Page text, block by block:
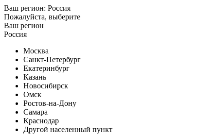
Ваш регион: Россия
Пожалуйста, выберите
Ваш регион
Россия
Москва
Санкт-Петербург
Екатеринбург
Казань
Новосибирск
Омск
Ростов-на-Дону
Самара
Краснодар
Другой населенный пункт